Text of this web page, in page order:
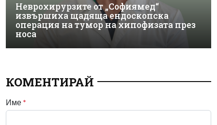
Неврохирурзите от „Софиямед“
извършиха щадяща ендоскопска
операция на тумор на хипофизата през
носа
КОМЕНТИРАЙ
Име *